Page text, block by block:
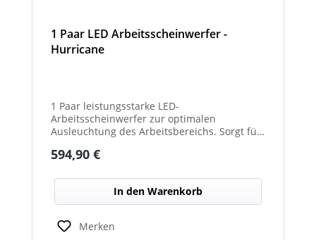
1 Paar LED Arbeitsscheinwerfer -
Hurricane
1 Paar leistungsstarke LED-
Arbeitsscheinwerfer zur optimalen
Ausleuchtung des Arbeitsbereichs. Sorgt für
Sicht bei Dunkelheit oder schlechten
Einsatz an Arbeits-, Kommunal- und
Sonderfahrzeugen. Balkenbreiten mit
Scheinwerfermodulen können geringfügig
von den angegebenen Standardbreiten
abweichen. Modelle mit nur 2
Regulärer Preis:
594,90 €
In den Warenkorb
Merken